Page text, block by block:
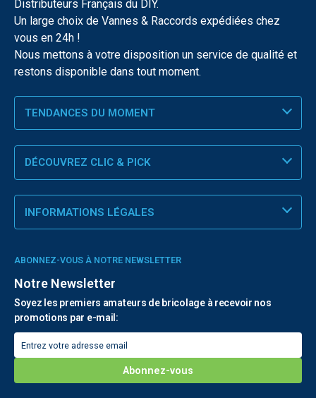
Distributeurs Français du DIY.
Un large choix de Vannes & Raccords expédiées chez
vous en 24h !
Nous mettons à votre disposition un service de qualité et
restons disponible dans tout moment.
TENDANCES DU MOMENT
DÉCOUVREZ CLIC & PICK
INFORMATIONS LÉGALES
ABONNEZ-VOUS À NOTRE NEWSLETTER
Notre Newsletter
Soyez les premiers amateurs de bricolage à recevoir nos
promotions par e-mail: